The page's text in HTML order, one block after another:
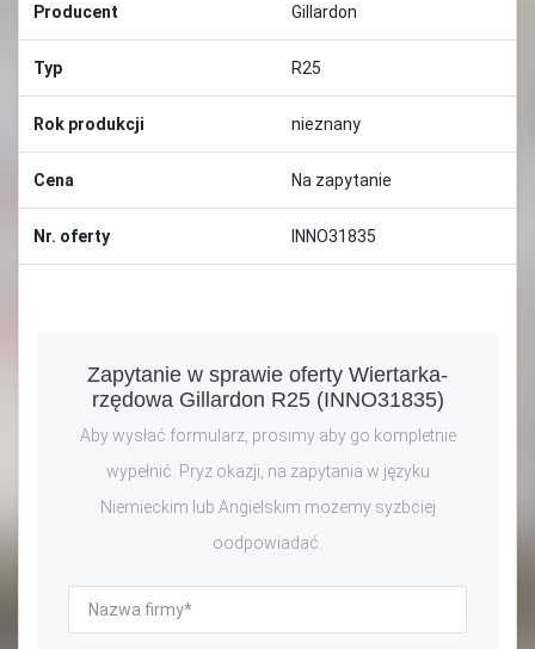
Producent Gillardon
Typ R25
Rok produkcji nieznany
Cena Na zapytanie
Nr. oferty INNO31835
Zapytanie w sprawie oferty Wiertarka-
rzędowa Gillardon R25 (INNO31835)
Aby wysłać formularz, prosimy aby go kompletnie
wypełnić. Pryz okazji, na zapytania w języku
Niemieckim lub Angielskim możemy syzbciej
oodpowiadać.